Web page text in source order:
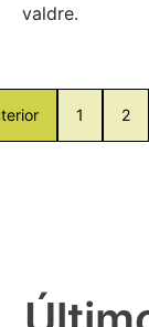
valdre.
1 2